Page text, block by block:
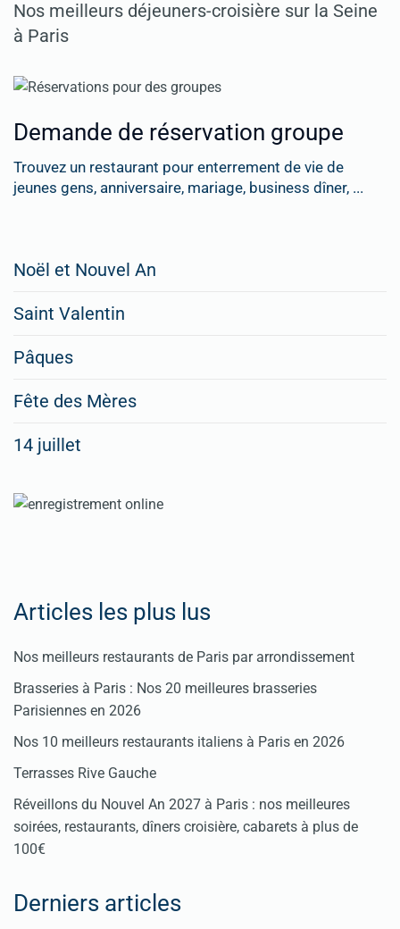
Nos meilleurs déjeuners-croisière sur la Seine
à Paris
Demande de réservation groupe
Trouvez un restaurant pour enterrement de vie de
jeunes gens, anniversaire, mariage, business dîner, ...
enregistrer
votre
Cliquez
Noël et Nouvel An
Saint Valentin
Pâques
Fête des Mères
14 juillet
Articles les plus lus
Nos meilleurs restaurants de Paris par arrondissement
Brasseries à Paris : Nos 20 meilleures brasseries
Parisiennes en 2026
Nos 10 meilleurs restaurants italiens à Paris en 2026
Terrasses Rive Gauche
Réveillons du Nouvel An 2027 à Paris : nos meilleures
soirées, restaurants, dîners croisière, cabarets à plus de
100€
Derniers articles